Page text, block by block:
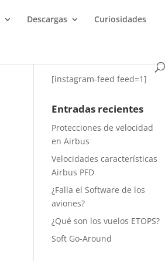
Descargas Curiosidades
[instagram-feed feed=1]
Entradas recientes
Protecciones de velocidad
en Airbus
Velocidades características
Airbus PFD
¿Falla el Software de los
aviones?
¿Qué son los vuelos ETOPS?
Soft Go-Around